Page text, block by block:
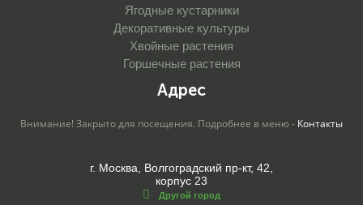
Ягодные кустарники
Декоративные культуры
Хвойные растения
Горшечные растения
Адрес
Внимание! Закрыто для посещения. Подробнее в меню - Контакты
г. Москва, Волгоградский пр-кт, 42,
корпус 23
Другой город